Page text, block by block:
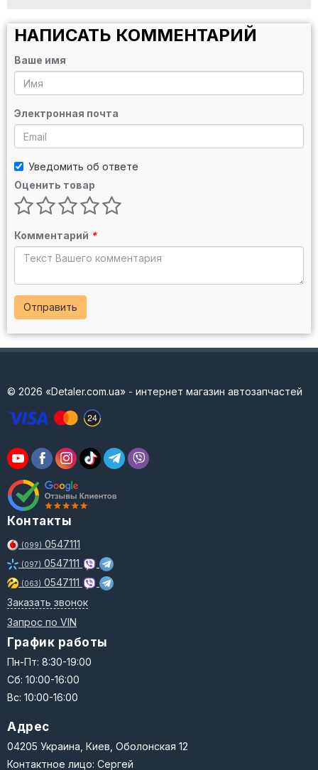
НАПИСАТЬ КОММЕНТАРИЙ
Ваше имя
Электронная почта
Уведомить об ответе
Оценить товар
Комментарий *
Отправить
© 2026 «Detaler.com.ua» - интернет магазин автозапчастей
Контакты
(099) 0547111
(097) 0547111
(063) 0547111
Заказать звонок
Запрос по VIN
График работы
Пн-Пт: 8:30-19:00
Сб: 10:00-16:00
Вс: 10:00-16:00
Адрес
04205 Украина, Киев, Оболонская 12
Контактное лицо: Сергей